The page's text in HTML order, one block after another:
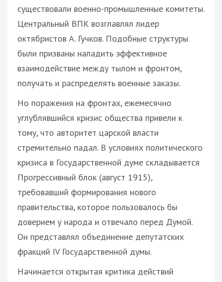
существовали военно-промышленные комитеты.
Центральный ВПК возглавлял лидер
октябристов А. Гучков. Подобные структуры
были призваны наладить эффективное
взаимодействие между тылом и фронтом,
получать и распределять военные заказы.
Но поражения на фронтах, ежемесячно
углублявшийся кризис общества привели к
тому, что авторитет царской власти
стремительно падал. В условиях политического
кризиса в Государственной думе складывается
Прогрессивный блок (август 1915),
требовавший формирования нового
правительства, которое пользовалось бы
доверием у народа и отвечало перед Думой.
Он представлял объединение депутатских
фракций IV Государственной думы.
Начинается открытая критика действий